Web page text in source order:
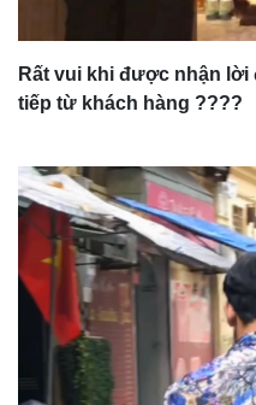
Rất vui khi được nhận
tiếp từ khách hàng ????